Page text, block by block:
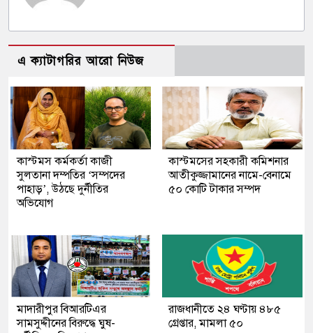
এ ক্যাটাগরির আরো নিউজ
কাস্টমস কর্মকর্তা কাজী
সুলতানা দম্পতির ‘সম্পদের
পাহাড়’, উঠছে দুর্নীতির
অভিযোগ
কাস্টমসের সহকারী কমিশনার
আতীকুজ্জামানের নামে-বেনামে
৫০ কোটি টাকার সম্পদ
মাদারীপুর বিআরটিএর
সামসুদ্দীনের বিরুদ্ধে ঘুষ-
রাজধানীতে ২৪ ঘণ্টায় ৪৮৫
গ্রেপ্তার, মামলা ৫০